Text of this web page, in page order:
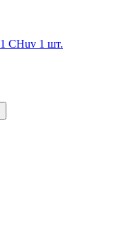
CHuv 1 шт.